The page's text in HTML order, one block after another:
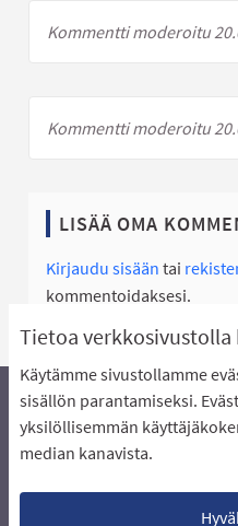
Tietoa
Käytämme sivustollamme
sisällön parantamiseksi.
yksilöllisemmän
median kanavista.
Kommentti moderoitu
Kommentti moderoitu
LISÄÄ OMA
Kirjaudu sisään tai
kommentoidaksesi.
Äänestyksen pikaohjeet
Näin äänestät